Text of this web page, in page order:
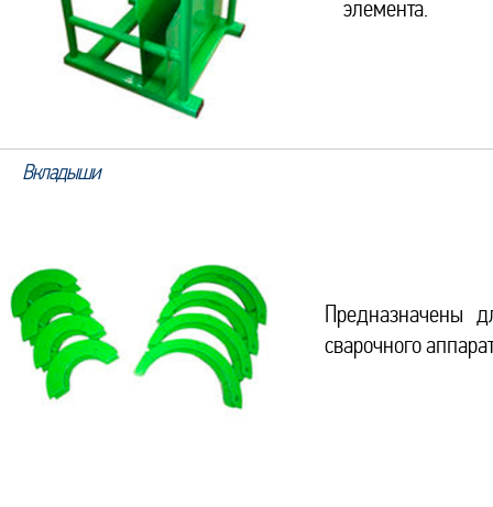
элемента.
Вкладыши
Предназначены
сварочного